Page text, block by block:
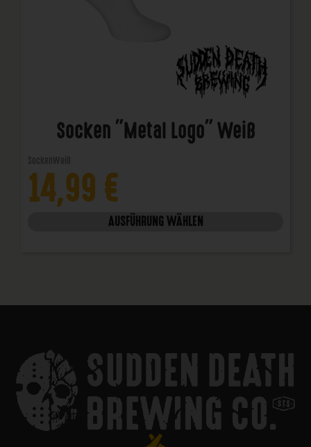
Socken "Metal Logo" Weiß
14,99 €
AUSFÜHRUNG WÄHLEN